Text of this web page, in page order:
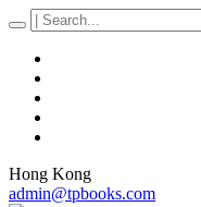
Hong Kong
admin@tpbooks.com